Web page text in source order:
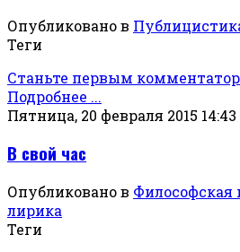
Опубликовано в
Теги
Станьте первым
Подробнее ...
Пятница, 20 февраля 2015 14:43
В свой час
Опубликовано в Философская
лирика
Теги